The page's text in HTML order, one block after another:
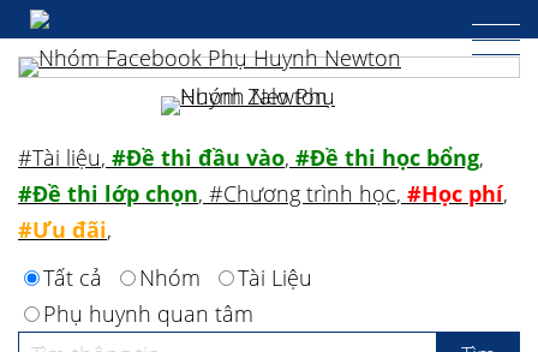
#Tài liệu, #Đề thi đầu vào, #Đề thi học bổng,
#Đề thi lớp chọn, #Chương trình học, #Học phí,
#Ưu đãi,
Tất cả
Nhóm
Tài Liệu
Phụ huynh quan tâm